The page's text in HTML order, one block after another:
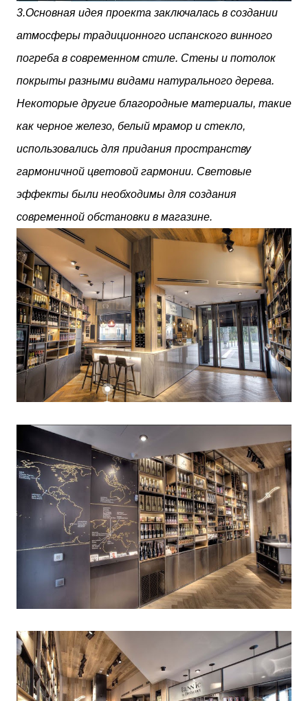
3.Основная идея проекта заключалась в создании
атмосферы традиционного испанского винного
погреба в современном стиле. Стены и потолок
покрыты разными видами натурального дерева.
Некоторые другие благородные материалы, такие
как черное железо, белый мрамор и стекло,
использовались для придания пространству
гармоничной цветовой гармонии. Световые
эффекты были необходимы для создания
современной обстановки в магазине.